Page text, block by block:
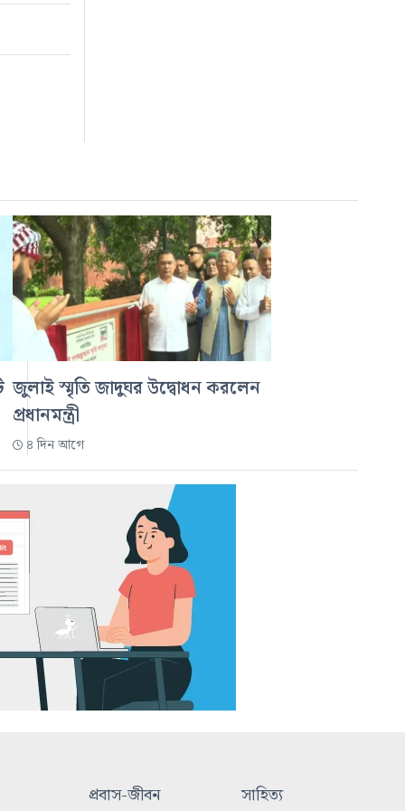
জুলাই স্মৃতি জাদুঘর উদ্বোধন করলেন
প্রধানমন্ত্রী
৪ দিন আগে
প্রবাস-জীবন সাহিত্য